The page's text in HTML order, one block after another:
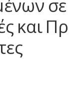
σε
και